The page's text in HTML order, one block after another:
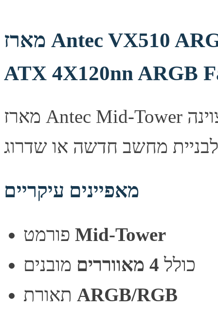
מארז Antec VX510 ARGB Mid-Tower Gaming Case
ATX 4X120nn ARGB
מארז Antec Mid-Tower מעוצב היטב, מספק זרימת אוויר מצוינה
מאפיינים עיקריים
Mid-Tower
כולל 4 מאווררים
מובנים
ARGB/RGB